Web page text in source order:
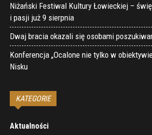
Niżański Festiwal Kultury Łowieckiej –
i pasji już 9 sierpnia
Dwaj bracia okazali się osobami
Konferencja „Ocalone nie tylko w
Nisku
KATEGORIE
Aktualności